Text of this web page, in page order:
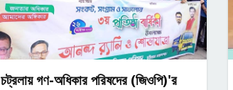
চট্রলায় গণ-অধিকার পরিষদের (জিওপি)'র